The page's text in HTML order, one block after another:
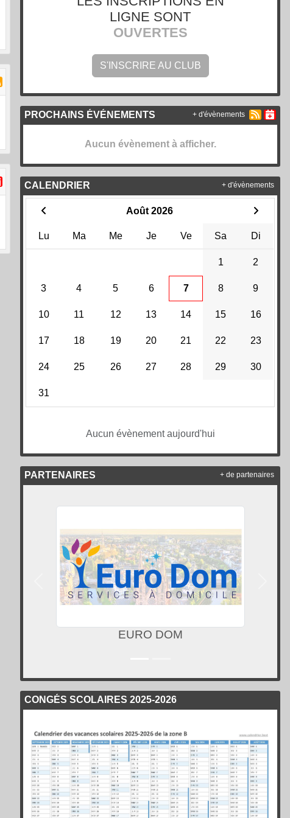
LIGNE SONT
OUVERTES
S'INSCRIRE AU CLUB
PROCHAINS ÉVÉNEMENTS
Aucun évènement à afficher.
+ d'évènements
CALENDRIER
Août 2026
Lu Ma Me Je Ve Sa Di
1 2
3 4 5 6 7 8 9
10 11 12 13 14 15 16
17 18 19 20 21 22 23
24 25 26 27 28 29 30
31
Aucun évènement aujourd'hui
+ d'évènements
PARTENAIRES
EURO DOM
Précedent
+ de partenaires
CONGÉS SCOLAIRES 2025-2026